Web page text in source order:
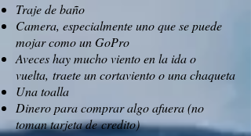
Traje de baño
Camera, especialmente uno que se puede
mojar como un GoPro
Aveces hay mucho viento en la ida o
vuelta, traete un cortaviento o una chaqueta
Una toalla
Dinero para comprar algo afuera (no
toman tarjeta de credito)